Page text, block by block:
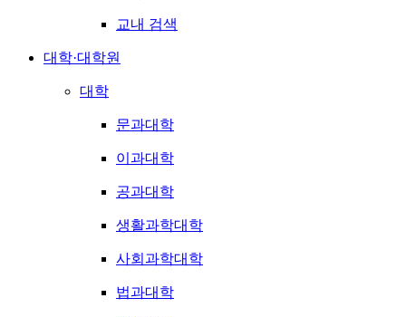
교내 검색
대학·대학원
대학
문과대학
이과대학
공과대학
생활과학대학
사회과학대학
법과대학